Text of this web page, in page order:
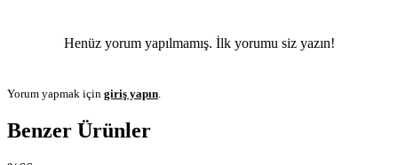
Henüz yorum yapılmamış. İlk yorumu siz yazın!
Yorum yapmak için giriş yapın
Benzer Ürünler